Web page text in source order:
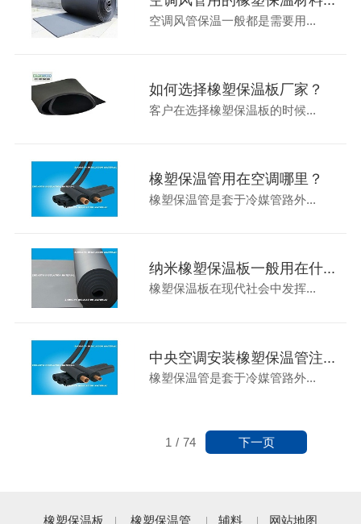
空调风管保温一般都是需要用...
如何选择橡塑保温板厂家？
客户在选择橡塑保温板的时候...
橡塑保温管用在空调哪里？
橡塑保温管是套于冷媒管路外...
纳米橡塑保温板一般用在什...
橡塑保温板在现代社会中发挥...
中央空调安装橡塑保温管注...
橡塑保温管是套于冷媒管路外...
1 / 74 下一页
橡塑保温板 橡塑保温管 辅料 网站地图